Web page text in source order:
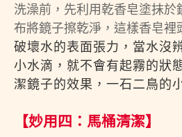
洗澡前，先利用乾香皂塗抹於
布將鏡子擦乾淨，這樣香皂裡
破壞水的表面張力，當水沒
小水滴，就不會有起霧的狀
潔鏡子的效果，一石二鳥的
【妙用四：馬桶清潔】